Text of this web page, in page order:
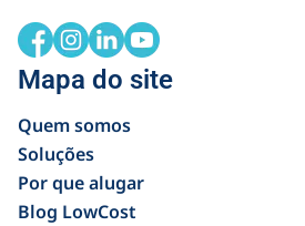
Mapa do site
Quem somos
Soluções
Por que alugar
Blog LowCost